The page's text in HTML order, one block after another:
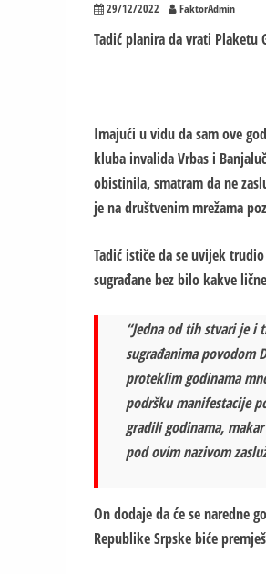
29/12/2022 FaktorAdmin
Tadić planira da vrati Plaketu
Imajući u vidu da sam ove
kluba invalida Vrbas i
obistinila, smatram da ne
je na društvenim mrežama
Tadić ističe da se uvijek
sugrađane bez bilo kakve
“Jedna od tih stvari je i
sugrađanima povodom
proteklim godinama
podršku manifestacije
gradili godinama,
pod ovim nazivom
On dodaje da će se naredne
Republike Srpske biće